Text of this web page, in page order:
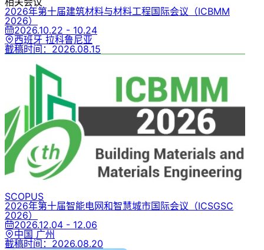
2026年第十届建筑材料与材料工程国际会议 （ICBMM
2026）
2026.10.22 - 10.24
西班牙 拉科鲁尼亚
截稿时间： 2026.08.15
SCOPUS
2026年第十届智能电网和智慧城市国际会议 （ICSGSC
2026）
2026.12.04 - 12.06
中国 广州
截稿时间： 2026.08.20